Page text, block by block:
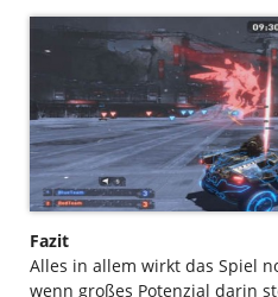
Fazit
Alles in allem wirkt das Spiel
wenn großes Potenzial darin